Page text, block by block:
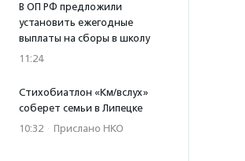
В ОП РФ предложили
установить ежегодные
выплаты на сборы в школу
11:24
Стихобиатлон «Км/вслух»
соберет семьи в Липецке
10:32 · Прислано НКО